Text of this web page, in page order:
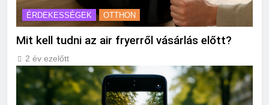
ÉRDEKESSÉGEK OTTHON
Mit kell tudni az air fryerről vásárlás előtt?
2 év ezelőtt